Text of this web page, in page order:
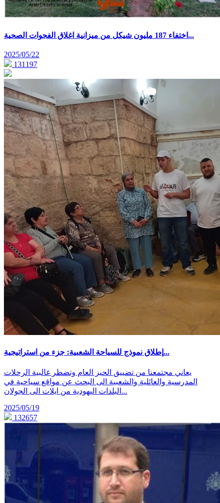
اختفاء 187 مليون شيكل من ميزانية اغلاق الفجوات الصحية...
2025/05/22
131197
إطلاق نموذج للسياحة الشعبية: جزء من استراتيجية...
يعاني مجتمعنا من تضييق الحيز العام وتضطر غالبية الرحلات
المدرسية والعائلية والشعبية الى البحث عن مواقع سياحية في
البلدات اليهودية من ايلات الى الجولان...
2025/05/19
132657